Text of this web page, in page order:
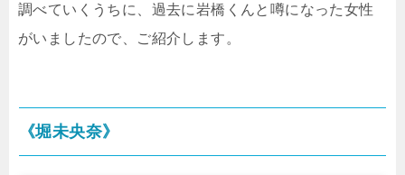
調べていくうちに、過去に岩橋くんと噂になった女性
がいましたので、ご紹介します。
《堀未央奈》